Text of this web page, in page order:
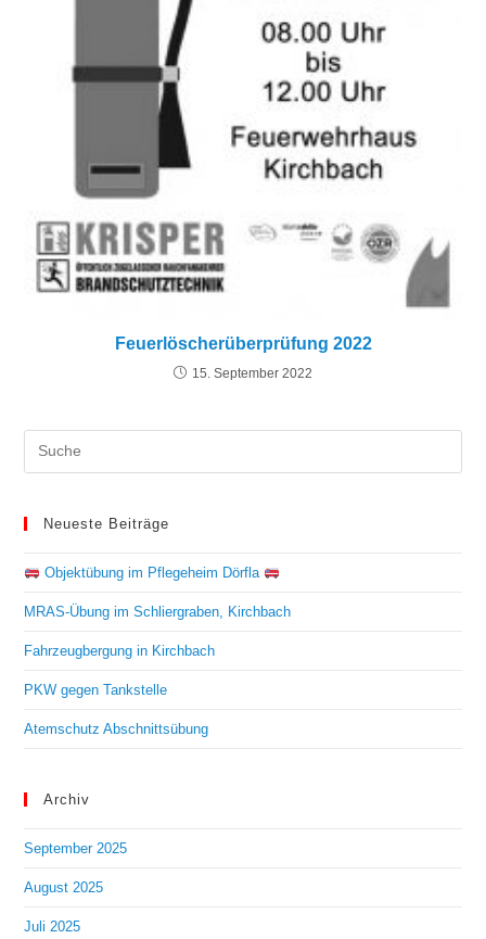
Feuerlöscherüberprüfung 2022
15. September 2022
Neueste Beiträge
Objektübung im Pflegeheim Dörfla
MRAS-Übung im Schliergraben, Kirchbach
Fahrzeugbergung in Kirchbach
PKW gegen Tankstelle
Atemschutz Abschnittsübung
Archiv
September 2025
August 2025
Juli 2025